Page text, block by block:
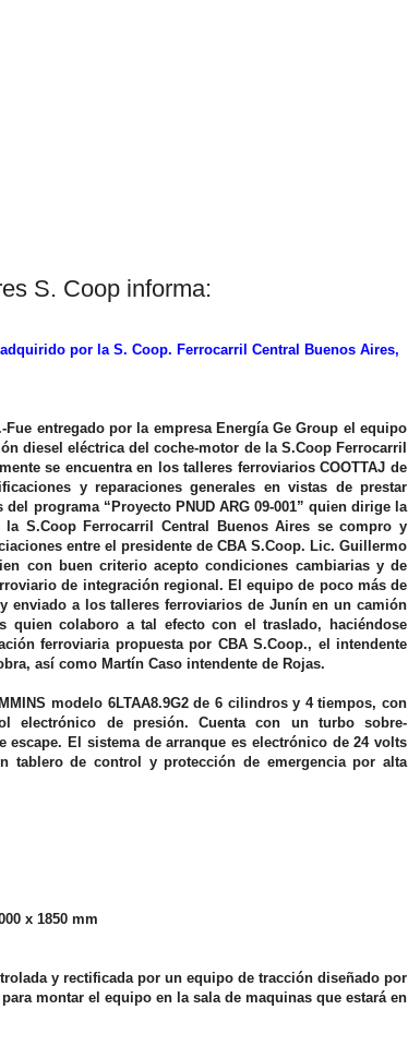
S. Coop informa:
por la S. Coop. Ferrocarril Central Buenos Aires,
Fue entregado por la empresa Energía Ge Group el equipo
diesel eléctrica del coche-motor de la S.Coop Ferrocarril
se encuentra en los talleres ferroviarios COOTTAJ de
y reparaciones generales en vistas de prestar
programa “Proyecto PNUD ARG 09-001” quien dirige la
S.Coop Ferrocarril Central Buenos Aires se compro y
entre el presidente de CBA S.Coop. Lic. Guillermo
con buen criterio acepto condiciones cambiarias y de
de integración regional. El equipo de poco más de
enviado a los talleres ferroviarios de Junín en un camión
quien colaboro a tal efecto con el traslado, haciéndose
ferroviaria propuesta por CBA S.Coop., el intendente
así como Martín Caso intendente de Rojas.
modelo 6LTAA8.9G2 de 6 cilindros y 4 tiempos, con
electrónico de presión. Cuenta con un turbo sobre-
El sistema de arranque es electrónico de 24 volts
tablero de control y protección de emergencia por alta
x 1850 mm
y rectificada por un equipo de tracción diseñado por
montar el equipo en la sala de maquinas que estará en